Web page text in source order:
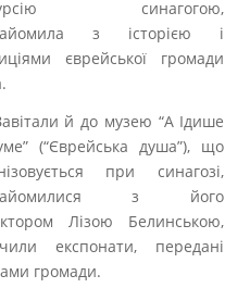
синагогою,
з історією і
єврейської громади
й до музею “А Ідише
(“Єврейська душа”), що
при синагозі,
з його
Лізою Белинською,
експонати, передані
громади.